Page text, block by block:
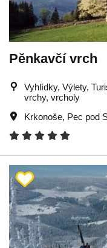
Pěnkavčí vrch
Vyhlídky, Výlety,
vrchy, vrcholy
Krkonoše, Pec pod